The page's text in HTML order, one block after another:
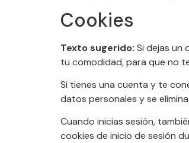
Cookies
Texto sugerido: Si dejas un
tu comodidad, para que no
Si tienes una cuenta y te
datos personales y se
Cuando inicias sesión,
cookies de inicio de sesión